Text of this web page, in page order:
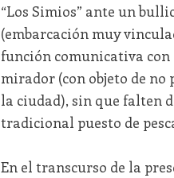
“Los Simios” ante un
(embarcación muy
función comunicativa con
mirador (con objeto de
la ciudad), sin que falten
tradicional puesto de
En el transcurso de la